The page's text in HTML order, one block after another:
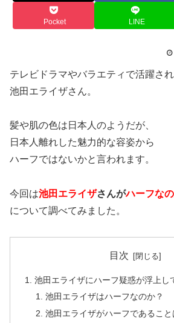
Pocket LINE
テレビドラマやバラエティで活躍さ
池田エライザさん。
髪や肌の色は日本人のようだが、
日本人離れした魅力的な容姿から
ハーフではないかと言われます。
今回は池田エライザさんがハーフな
について調べてみました。
目次
池田エライザにハーフ疑惑が浮上し
池田エライザはハーフなのか？
池田エライザがハーフであるこ